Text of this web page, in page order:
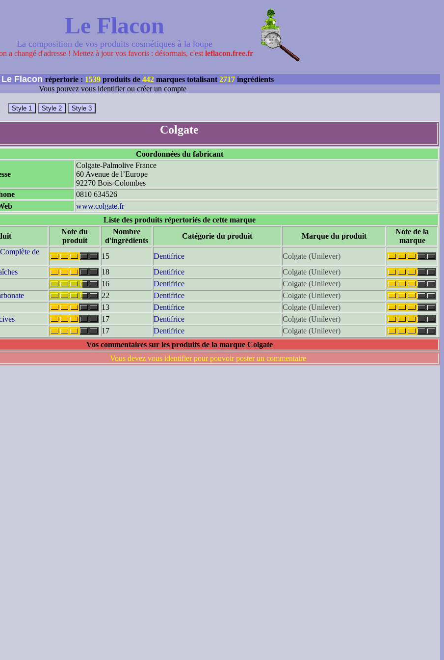
Le Flacon
La composition de vos produits cosmétiques à la loupe
a changé d'adresse ! Mettez à jour vos favoris : désormais, c'est leflacon.free.fr
Le Flacon répertorie : 1539 produits de 442 marques totalisant 2717 ingrédients
Vous pouvez vous identifier ou créer un compte
Colgate
Coordonnées du fabricant
Colgate-Palmolive France
60 Avenue de l’Europe
92270 Bois-Colombes
0810 634526
www.colgate.fr
Liste des produits répertoriés de cette marque
Note du
produit
Nombre
d'ingrédients
Catégorie du produit Marque du produit
Note de la
marque
de
15 Dentifrice
Colgate (Unilever)
18 Dentifrice
Colgate (Unilever)
16 Dentifrice
Colgate (Unilever)
22 Dentifrice
Colgate (Unilever)
13 Dentifrice
Colgate (Unilever)
17 Dentifrice
Colgate (Unilever)
17 Dentifrice
Colgate (Unilever)
Vos commentaires sur les produits de la marque Colgate
Vous devez vous identifier pour pouvoir poster un commentaire